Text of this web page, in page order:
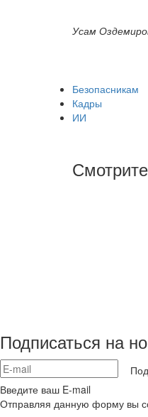
Усам
Безопасникам
Кадры
ИИ
Подписаться на
Введите ваш E-mail
Отправляя данную форму вы